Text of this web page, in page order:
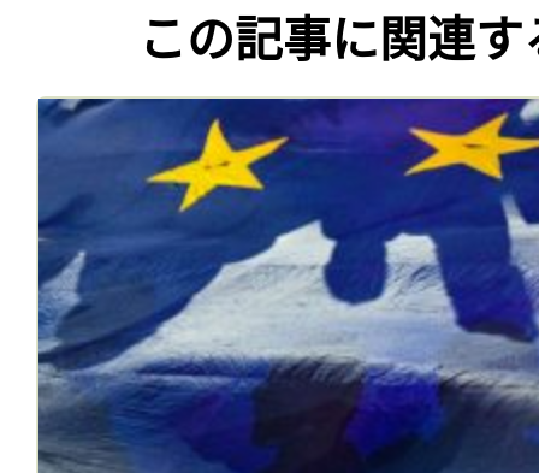
この記事に関連